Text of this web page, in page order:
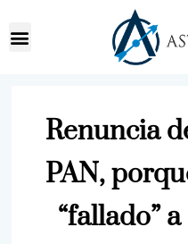
Renuncia
PAN,
“fallado”